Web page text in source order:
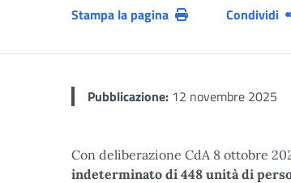
Stampa la pagina
Condividi
Pubblicazione: 12 novembre 2025
Con deliberazione CdA 8 ottobre
indeterminato di 448 unità di